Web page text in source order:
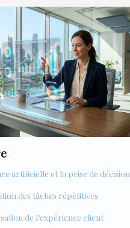
artificielle et la prise de décision
des tâches répétitives
de l’expérience client